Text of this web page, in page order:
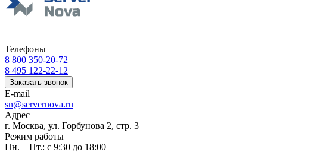
Телефоны
8 800 350-20-72
8 495 122-22-12
Заказать звонок
E-mail
sn@servernova.ru
Адрес
г. Москва, ул. Горбунова 2, стр. 3
Режим работы
Пн. – Пт.: с 9:30 до 18:00